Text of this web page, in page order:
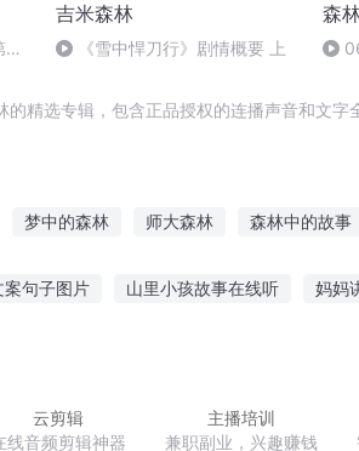
吉米森林
《雪中悍刀行》剧情概要 上
森
精选专辑，包含正品授权的连播声音和文字
梦中的森林 师大森林 森林中的故事
句子图片 山里小孩故事在线听 妈妈
云剪辑
线音频剪辑神器
主播培训
兼职副业，兴趣赚钱